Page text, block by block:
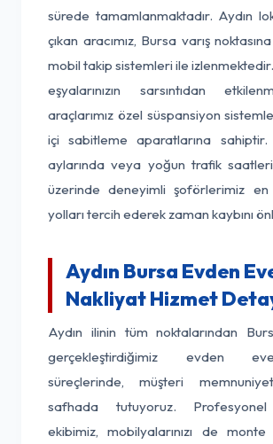
sürede tamamlanmaktadır. Aydın
çıkan aracımız, Bursa varış
mobil takip sistemleri ile
eşyalarınızın sarsıntıdan
araçlarımız özel süspansiyon
içi sabitleme aparatlarına sahiptir.
aylarında veya yoğun trafik
üzerinde deneyimli şoförlerimiz
yolları tercih ederek zaman kaybını
Aydın Bursa Evden
Nakliyat Hizmet
Aydın ilinin tüm noktalarından
gerçekleştirdiğimiz evden
süreçlerinde, müşteri
safhada tutuyoruz.
ekibimiz, mobilyalarınızı de